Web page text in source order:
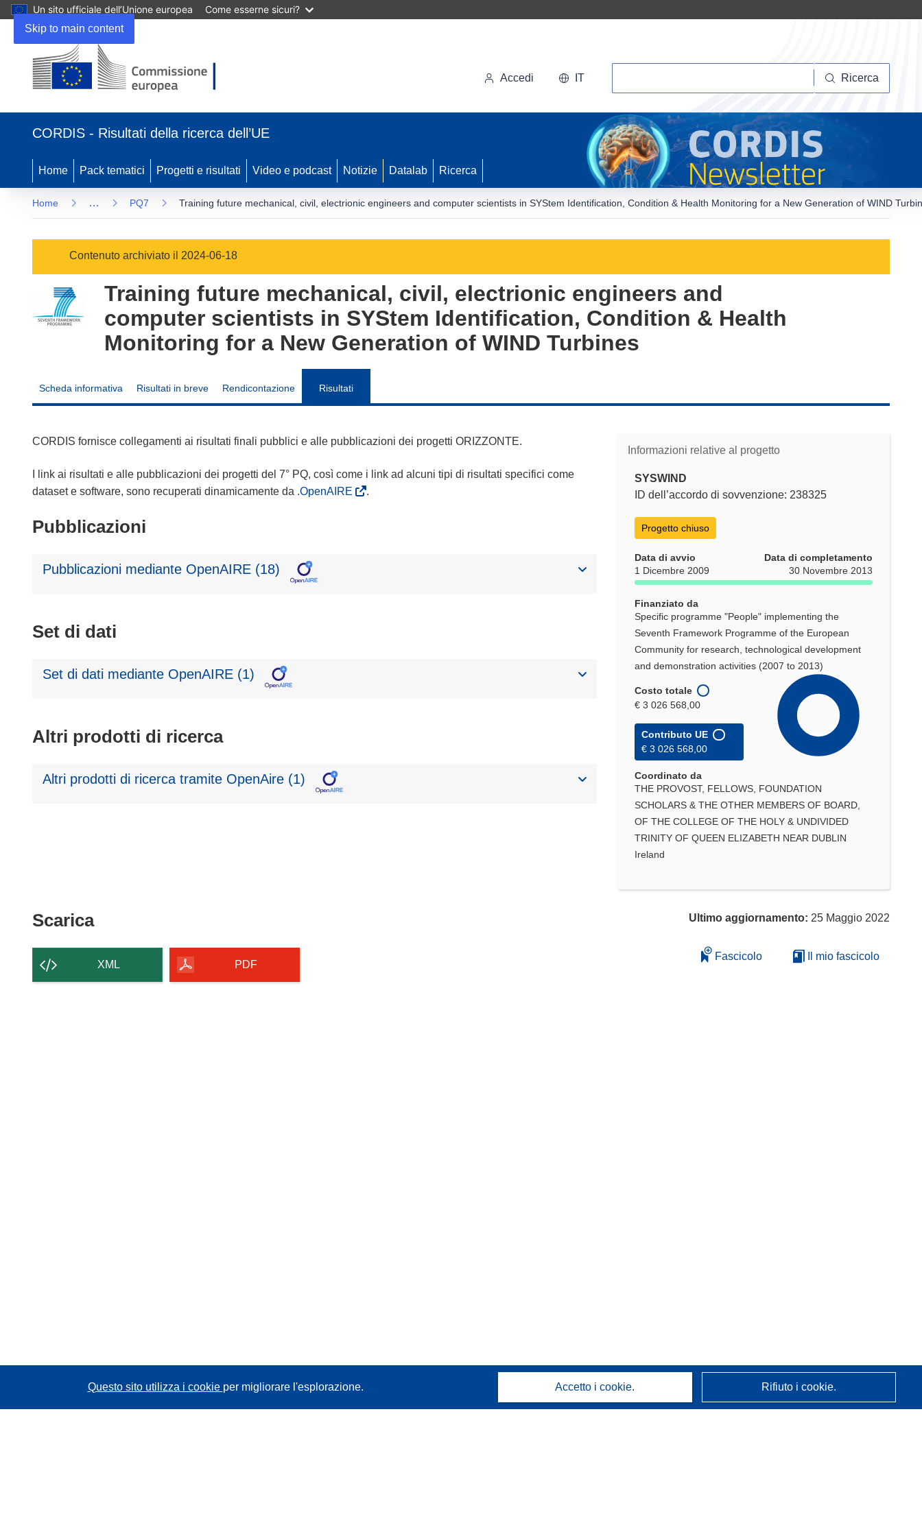
Skip to main content
Un sito ufficiale dell’Unione europea Come esserne sicuri?
in
nuova
finestra)
Accedi IT Ricerca
CORDIS - Risultati della ricerca dell’UE
Home Pack tematici Progetti e risultati Video e podcast Notizie Datalab Ricerca
Home … PQ7 Training future mechanical, civil, electrionic engineers and computer scientists in SYStem Identification, Condition & Health Monitoring for a New Generation of WIND
Contenuto archiviato il 2024-06-18
Training future mechanical, civil, electrionic engineers and
computer scientists in SYStem Identification, Condition & Health
Monitoring for a New Generation of WIND Turbines
Scheda informativa Risultati in breve Rendicontazione Risultati
Informazioni relative al progetto
SYSWIND
ID dell’accordo di sovvenzione: 238325
Progetto chiuso
Data di avvio
1 Dicembre 2009
Data di completamento
30 Novembre 2013
Finanziato da
Specific programme "People" implementing the
Seventh Framework Programme of the European
Community for research, technological development
and demonstration activities (2007 to 2013)
Costo totale
€ 3 026 568,00
Contributo UE
€ 3 026 568,00
Coordinato da
THE PROVOST, FELLOWS, FOUNDATION
SCHOLARS & THE OTHER MEMBERS OF BOARD,
OF THE COLLEGE OF THE HOLY & UNDIVIDED
TRINITY OF QUEEN ELIZABETH NEAR DUBLIN
Ireland
CORDIS fornisce collegamenti ai risultati finali pubblici e alle pubblicazioni dei progetti ORIZZONTE.
I link ai risultati e alle pubblicazioni dei progetti del 7° PQ, così come i link ad alcuni tipi di risultati specifici come
dataset e software, sono recuperati dinamicamente da .OpenAIRE .
Pubblicazioni
Pubblicazioni mediante OpenAIRE (18)
Set di dati
Set di dati mediante OpenAIRE (1)
Altri prodotti di ricerca
Altri prodotti di ricerca tramite OpenAire (1)
ScaricaScarica
contenuto
della
XML PDF
Ultimo aggiornamento: 25 Maggio 2022
Fascicolo Il mio fascicolo
Questo sito utilizza i cookie per migliorare l'esplorazione. Accetto i cookie. Rifiuto i cookie.